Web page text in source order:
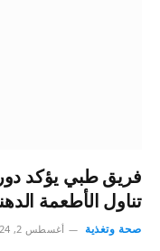
فريق طبي يؤكد
تناول الأطعمة
صحة وتغذية أغسطس 2, 2024